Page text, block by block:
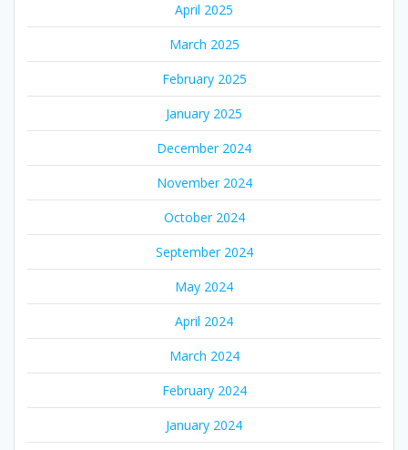
April 2025
March 2025
February 2025
January 2025
December 2024
November 2024
October 2024
September 2024
May 2024
April 2024
March 2024
February 2024
January 2024